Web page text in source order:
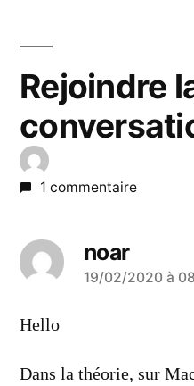
Rejoindre
1 commentaire
noar
a
19/02/2020 à
Hello
Dans la théorie, sur